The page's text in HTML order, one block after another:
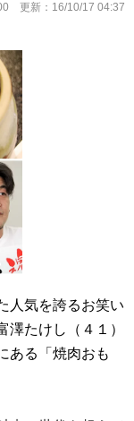
更新： 16/10/17 04:37
人気を誇るお笑い
たけし（４１）
ある「焼肉おも